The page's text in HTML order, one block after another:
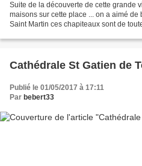
Suite de la découverte de cette grande
maisons sur cette place ... on a aimé
Saint Martin ces chapiteaux sont de
Cathédrale St Gatien de
Publié le 01/05/2017 à 17:11
Par bebert33